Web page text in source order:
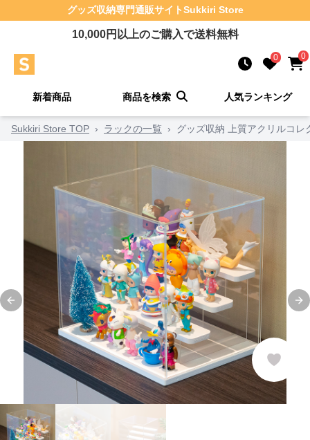
グッズ収納専門通販サイトSukkiri Store
10,000円以上のご購入で送料無料
0 0
新着商品 商品を検索 人気ランキング
Sukkiri Store TOP › ラックの一覧 › グッズ収納 上質アクリルコレ
Previous slide